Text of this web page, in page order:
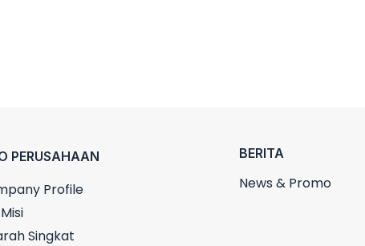
PERUSAHAAN
Profile
Singkat
BERITA
News & Promo